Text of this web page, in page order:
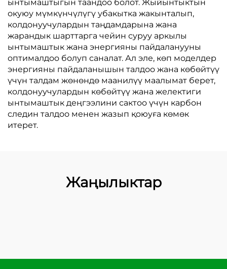
ынтымаштыгын таандоо болот. Жыйынтыктын
окуюу мүмкүнчүлүгү убакытка жакынталып,
колдонуучулардын таңдамдарына жана
жарандык шарттарга чейин суруу аркылы
ынтымаштык жана энергияны пайдаланууны
оптималдoo болуп саналат. Ал эле, көп моделдер
энергияны пайдаланышын талдоо жана көбөйтүү
үчүн талдам жөнөндө маанилүү маалымат берет,
колдонуучулардын көбөйтүү жана желектиги
ынтымаштык деңгээлини сактоо үчүн карбон
следин талдоо менен жазып қоюуға көмөк
итерет.
Жаңылыктар